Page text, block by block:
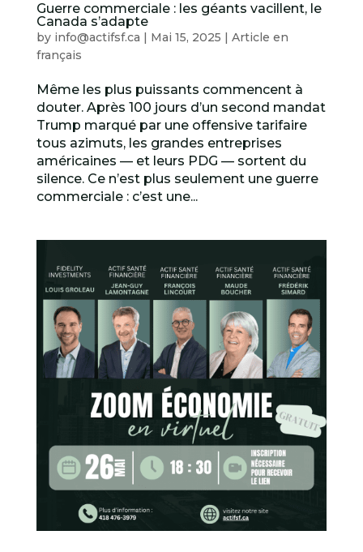
Guerre commerciale : les géants vacillent, le
Canada s’adapte
by info@actifsf.ca Mai 15, 2025
Article en
français
Même les plus puissants commencent à
douter. Après 100 jours d’un second mandat
Trump marqué par une offensive tarifaire
tous azimuts, les grandes entreprises
américaines — et leurs PDG — sortent du
silence. Ce n’est plus seulement une guerre
commerciale : c’est une...